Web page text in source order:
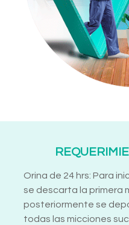
Orina de 24 hrs: Para
se descarta la primera
posteriormente se
todas las micciones